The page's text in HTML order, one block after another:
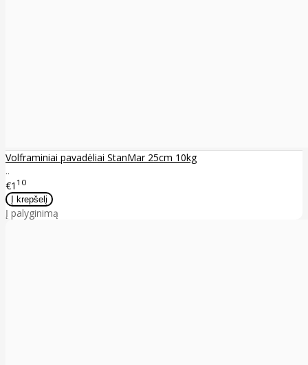
Volframiniai pavadėliai StanMar 25cm 10kg
..
€1 10
Į palyginimą